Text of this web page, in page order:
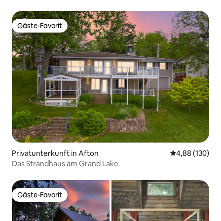
Gäste-Favorit
Gäste-Favorit
Privatunterkunft in Afton
4,88 (130)
Das Strandhaus am Grand Lake
Gäste-Favorit
Gäste-Favorit